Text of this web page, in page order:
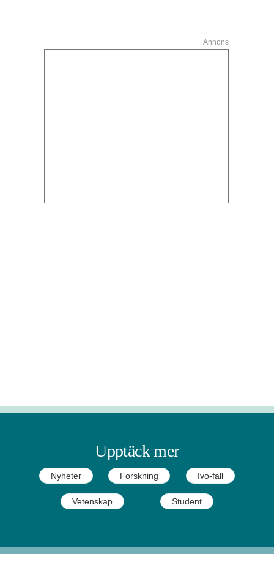
Upptäck mer
Nyheter Forskning Ivo-fall
Vetenskap Student
Annons